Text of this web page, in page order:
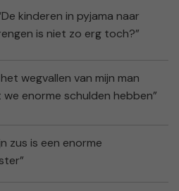
kinderen in pyjama naar
is niet zo erg toch?”
het wegvallen van mijn man
enorme schulden hebben”
zus is een enorme